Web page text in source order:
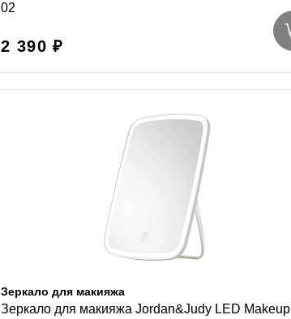
02
2 390 ₽
Зеркало для макияжа
Зеркало для макияжа Jordan&Judy LED Makeup